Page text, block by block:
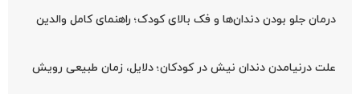
درمان جلو بودن دندان‌ها و فک بالای کودک؛ راهنمای کامل والدین
علت درنیامدن دندان نیش در کودکان؛ دلایل، زمان طبیعی رویش